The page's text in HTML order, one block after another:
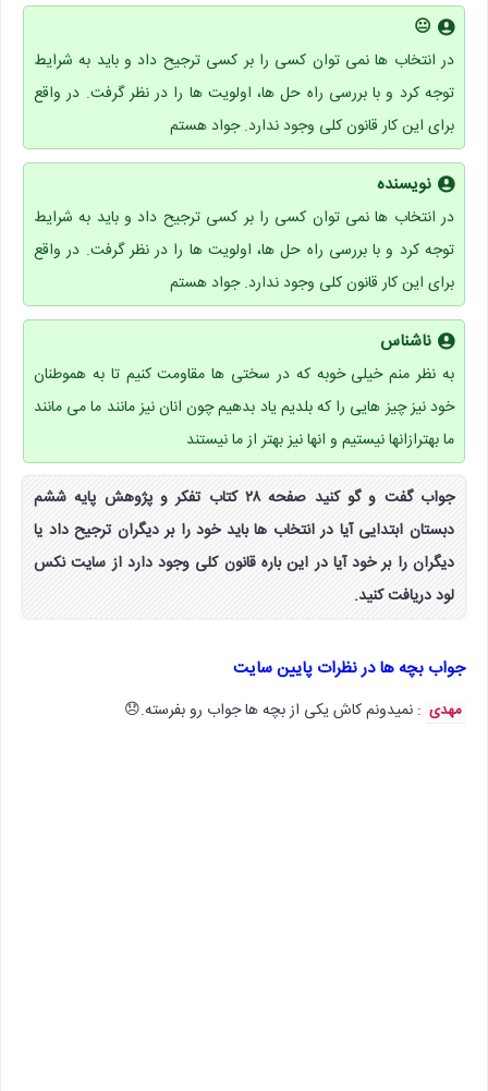
😐
در انتخاب ها نمی توان کسی را بر کسی ترجیح داد و باید به شرایط
توجه کرد و با بررسی راه حل ها، اولویت ها را در نظر گرفت. در واقع
برای این کار قانون کلی وجود ندارد. جواد هستم
نویسنده
در انتخاب ها نمی توان کسی را بر کسی ترجیح داد و باید به شرایط
توجه کرد و با بررسی راه حل ها، اولویت ها را در نظر گرفت. در واقع
برای این کار قانون کلی وجود ندارد. جواد هستم
ناشناس
به نظر منم خیلی خوبه که در سختی ها مقاومت کنیم تا به هموطنان
خود نیز چیز هایی را که بلدیم یاد بدهیم چون انان نیز مانند ما می مانند
ما بهترازانها نیستیم و انها نیز بهتر از ما نیستند
جواب گفت و گو کنید صفحه ۲۸ کتاب تفکر و پژوهش پایه ششم
دبستان ابتدایی آیا در انتخاب ها باید خود را بر دیگران ترجیح داد یا
دیگران را بر خود آیا در این باره قانون کلی وجود دارد از سایت نکس
لود دریافت کنید.
جواب بچه ها در نظرات پایین سایت
مهدی : نمیدونم کاش یکی از بچه ها جواب رو بفرسته.😞